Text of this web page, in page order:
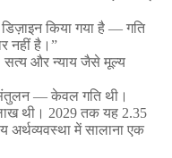
डिज़ाइन किया गया है — गति
नहीं है। ”
सत्य और न्याय जैसे मूल्य
— केवल गति थी।
थी। 2029 तक यह 2.35
अर्थव्यवस्था में सालाना एक